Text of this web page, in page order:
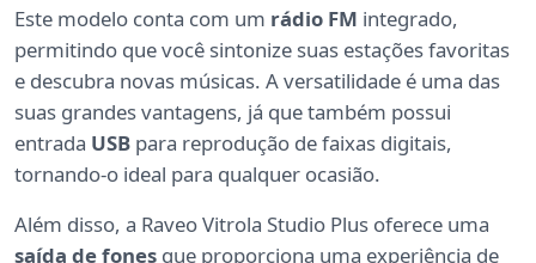
Este modelo conta com um rádio FM integrado,
permitindo que você sintonize suas estações favoritas
e descubra novas músicas. A versatilidade é uma das
suas grandes vantagens, já que também possui
entrada USB para reprodução de faixas digitais,
tornando-o ideal para qualquer ocasião.
Além disso, a Raveo Vitrola Studio Plus oferece uma
saída de fones que proporciona uma experiência de